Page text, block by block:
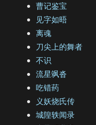
曹记鉴宝
见字如晤
离魂
刀尖上的舞者
不识
流星飒沓
吃错药
义妖烧氏传
城隍轶闻录